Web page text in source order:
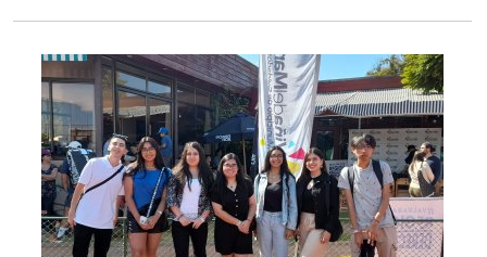
Funcionarios
Alumni
English